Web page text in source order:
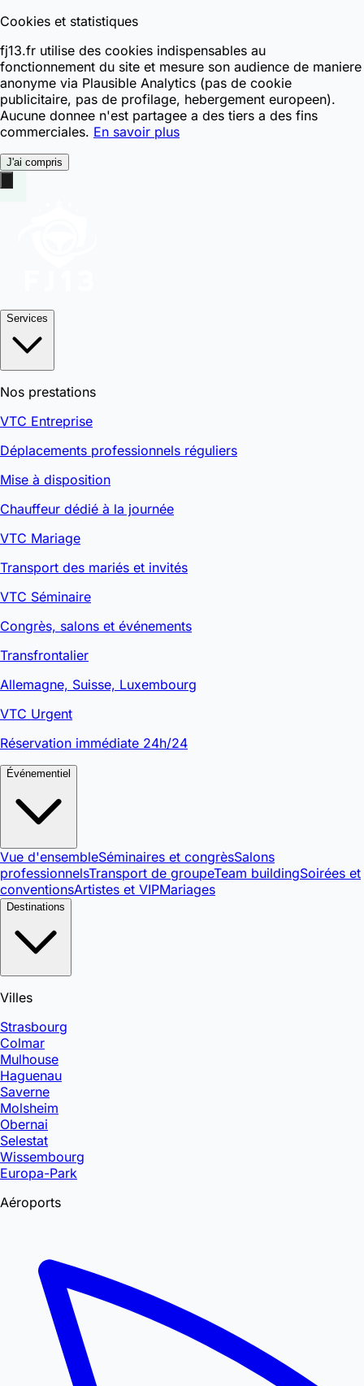
Cookies et statistiques
fj13.fr utilise des cookies indispensables au
fonctionnement du site et mesure son audience de maniere
anonyme via Plausible Analytics (pas de cookie
publicitaire, pas de profilage, hebergement europeen).
Aucune donnee n'est partagee a des tiers a des fins
commerciales. En savoir plus
J'ai compris
Services
Nos prestations
VTC Entreprise
Déplacements professionnels réguliers
Mise à disposition
Chauffeur dédié à la journée
VTC Mariage
Transport des mariés et invités
VTC Séminaire
Congrès, salons et événements
Transfrontalier
Allemagne, Suisse, Luxembourg
VTC Urgent
Réservation immédiate 24h/24
Événementiel
Vue d'ensembleSéminaires et congrèsSalons
professionnelsTransport de groupeTeam buildingSoirées et
conventionsArtistes et VIPMariages
Destinations
Villes
Strasbourg
Colmar
Mulhouse
Haguenau
Saverne
Molsheim
Obernai
Selestat
Wissembourg
Europa-Park
Aéroports